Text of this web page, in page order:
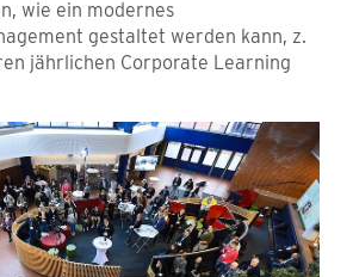
wie ein modernes
gestaltet werden kann, z.
jährlichen Corporate Learning